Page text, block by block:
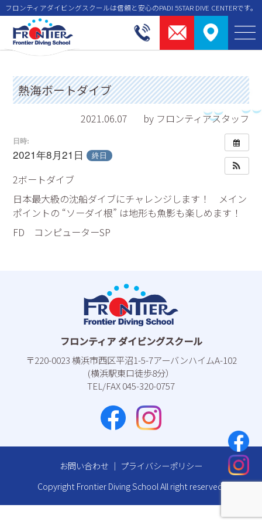
フロンティアダイビングスクールは信頼と安⼼のPADI 5STAR DIVE CENTERです。
熱海ボートダイブ
2021.06.07 by フロンティアスタッフ
日時:
2021年8月21日 終日
2ボートダイブ
日本最大級の沈船ダイブにチャレンジします！ メイン
ポイントの “ソーダイ根” は地形も魚影も楽しめます！
FD コンピューターSP
フロンティア ダイビングスクール
〒220-0023 横浜市⻄区平沼1-5-7アーバンハイムA-102
(横浜駅東⼝徒歩8分）
TEL/FAX 045-320-0757
お問い合わせ ｜ プライバシーポリシー
Copyright Frontier Diving School All right reserved.